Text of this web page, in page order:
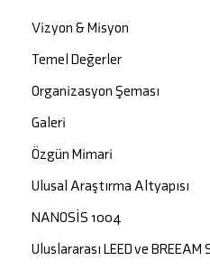
Vizyon & Misyon
Temel Değerler
Organizasyon Şeması
Galeri
Özgün Mimari
Ulusal Araştırma Altyapısı
NANOSİS 1004
Uluslararası LEED ve